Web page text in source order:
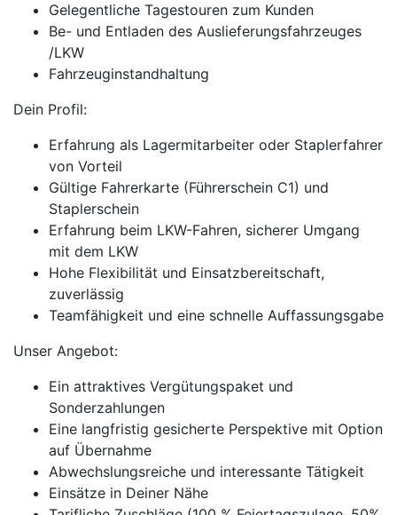
Gelegentliche Tagestouren zum Kunden
Be- und Entladen des Auslieferungsfahrzeuges
/LKW
Fahrzeuginstandhaltung
Dein Profil:
Erfahrung als Lagermitarbeiter oder Staplerfahrer
von Vorteil
Gültige Fahrerkarte (Führerschein C1) und
Staplerschein
Erfahrung beim LKW-Fahren, sicherer Umgang
mit dem LKW
Hohe Flexibilität und Einsatzbereitschaft,
zuverlässig
Teamfähigkeit und eine schnelle Auffassungsgabe
Unser Angebot:
Ein attraktives Vergütungspaket und
Sonderzahlungen
Eine langfristig gesicherte Perspektive mit Option
auf Übernahme
Abwechslungsreiche und interessante Tätigkeit
Einsätze in Deiner Nähe